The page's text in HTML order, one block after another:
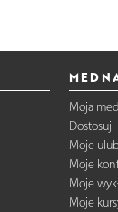
Moja
Dostosuj
Moje
Moje
Moje
Moje